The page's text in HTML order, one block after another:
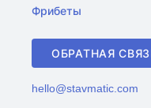
Фрибеты
ОБРАТНАЯ
hello@stavmatic.com